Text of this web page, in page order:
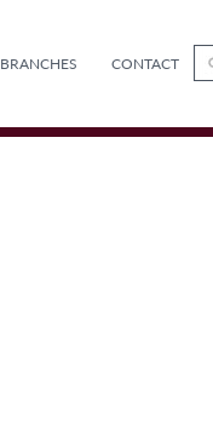
BRANCHES CONTACT